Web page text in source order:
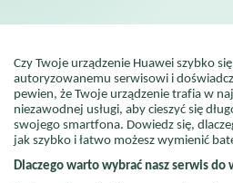
For Business
Logowanie
Rejestracja
Czy Twoje urządzenie Huawei szybko
autoryzowanemu serwisowi i
pewien, że Twoje urządzenie trafia w
niezawodnej usługi, aby cieszyć się
swojego smartfona. Dowiedz się,
jak szybko i łatwo możesz wymienić
Dlaczego warto wybrać nasz serwis